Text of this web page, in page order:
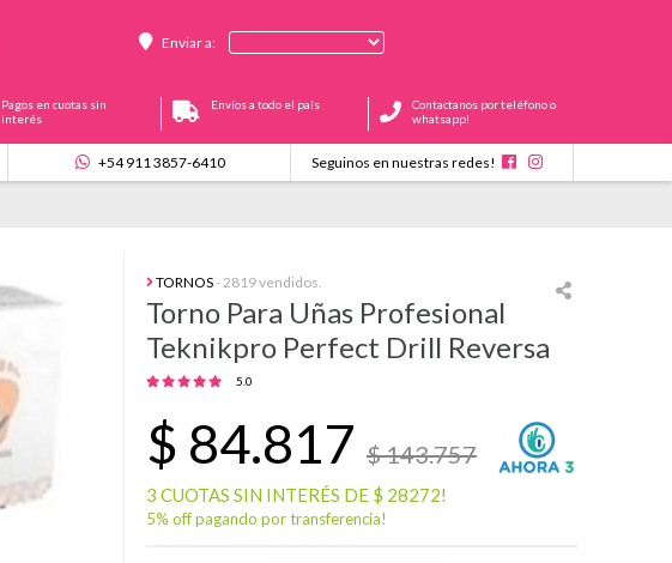
Enviar a:
Pagos en cuotas sin
interés
Envíos a todo el país
Contactanos por teléfono o
whatsapp!
+54 911 3857-6410 Seguinos en nuestras redes!
TORNOS- 2819 vendidos.
Torno Para Uñas Profesional
Teknikpro Perfect Drill Reversa
5.0
$ 84.817 $ 143.757
3 CUOTAS SIN INTERÉS DE $ 28272!
5% off pagando por transferencia!